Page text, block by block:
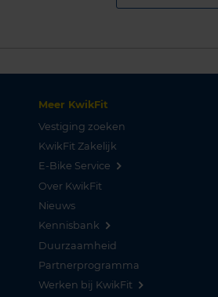
Meer KwikFit
Vestiging zoeken
KwikFit Zakelijk
E-Bike Service
Over KwikFit
Nieuws
Kennisbank
Duurzaamheid
Partnerprogramma
Werken bij KwikFit